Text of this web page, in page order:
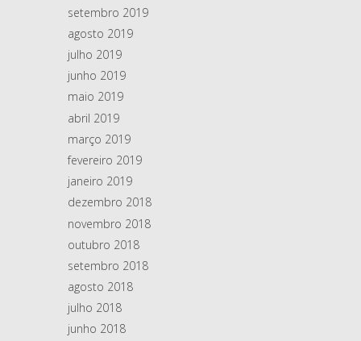
setembro 2019
agosto 2019
julho 2019
junho 2019
maio 2019
abril 2019
março 2019
fevereiro 2019
janeiro 2019
dezembro 2018
novembro 2018
outubro 2018
setembro 2018
agosto 2018
julho 2018
junho 2018